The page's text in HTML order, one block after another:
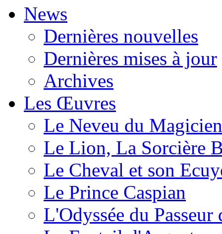
News
Dernières nouvelles
Dernières mises à jour
Archives
Les Œuvres
Le Neveu du Magicien
Le Lion, La Sorcière
Le Cheval et son
Le Prince Caspian
L'Odyssée du